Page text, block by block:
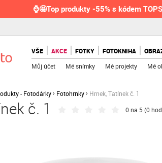
⌚🤩Top produkty -55% s kódem
VŠE AKCE FOTKY FOTOKNIHA
Můj účet Mé snímky Mé projekty Mé
- Fotodárky Fotohrnky Hrnek, Tatínek č. 1
č. 1 0 na 5 (0